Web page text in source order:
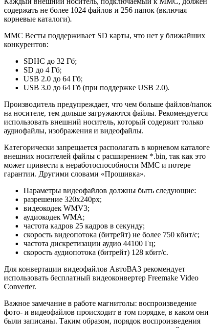
содержать не более 1024 файлов и 256 папок (включая
корневые каталоги).
ММС Весты поддерживает SD карты, что нет у ближайших
конкурентов:
SDHC до 32 Гб;
SD до 4 Гб;
USB 2.0 до 64 Гб;
USB 3.0 до 64 Гб (при поддержке USB 2.0).
Производитель предупреждает, что чем больше файлов/папок
на носителе, тем дольше загружаются файлы. Рекомендуется
использовать внешний носитель, который содержит только
аудиофайлы, изображения и видеофайлы.
Категорически запрещается располагать в корневом каталоге
внешних носителей файлы с расширением *.bin, так как это
может привести к неработоспособности ММС и потере
гарантии. Другими словами «Прошивка».
Параметры видеофайлов должны быть следующие:
разрешение 320x240px;
видеокодек WMV3;
аудиокодек WMA;
частота кадров 25 кадров в секунду;
скорость видеопотока (битрейт) не более 750 кбит/с;
частота дискретизации аудио 44100 Гц;
скорость аудиопотока (битрейт) 128 кбит/с.
Для конвертации видеофайлов АвтоВАЗ рекомендует
использовать бесплатный видеоконвертер Freemake Video
Converter.
Важное замечание в работе магнитолы: воспроизведение
фото- и видеофайлов происходит в том порядке, в каком они
были записаны. Таким образом, порядок воспроизведения